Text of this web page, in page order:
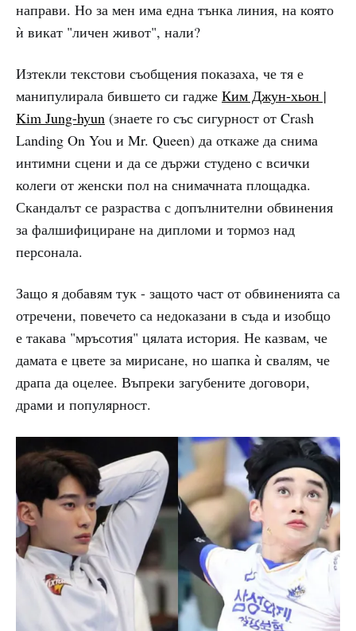
направи. Но за мен има една тънка линия, на която
ѝ викат "личен живот", нали?
Изтекли текстови съобщения показаха, че тя е
манипулирала бившето си гадже Ким Джун-хьон |
Kim Jung-hyun (знаете го със сигурност от Crash
Landing On You и Mr. Queen) да откаже да снима
интимни сцени и да се държи студено с всички
колеги от женски пол на снимачната площадка.
Скандалът се разраства с допълнителни обвинения
за фалшифициране на дипломи и тормоз над
персонала.
Защо я добавям тук - защото част от обвиненията са
отречени, повечето са недоказани в съда и изобщо
е такава "мръсотия" цялата история. Не казвам, че
дамата е цвете за мирисане, но шапка ѝ свалям, че
драпа да оцелее. Въпреки загубените договори,
драми и популярност.